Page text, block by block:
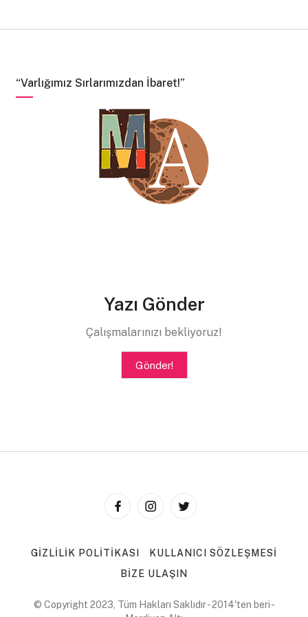
Şevket kararını vermiş, abayı yaktığı kıza durumu
anlatacaktı, bir buçuk saat sınıfın kapısında pinekledi,
dersin bitmesini bekledi. Nihayetinde kız dersten çıkmış,
Şevket kızla konuşacağı anı kollamaya başlamıştı.
Gürültünün ne olduğunu kimse anlayamadı.
“Varlığımız Sırlarımızdan İbaret!”
Yazı Gönder
Çalışmalarınızı bekliyoruz!
Gönder!
GIZLILIK POLITIKASI
KULLANICI SÖZLEŞMESI
BIZE ULAŞIN
© Copyright 2023, Tüm Hakları Saklıdır - 2014'ten beri -